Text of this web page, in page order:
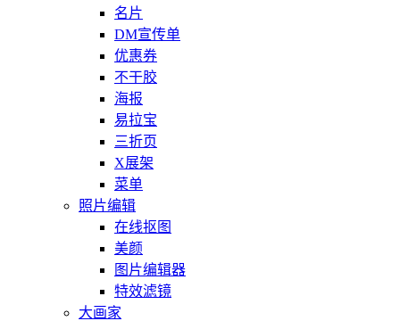
名片
DM宣传单
优惠券
不干胶
海报
易拉宝
三折页
X展架
菜单
照片编辑
在线抠图
美颜
图片编辑器
特效滤镜
大画家